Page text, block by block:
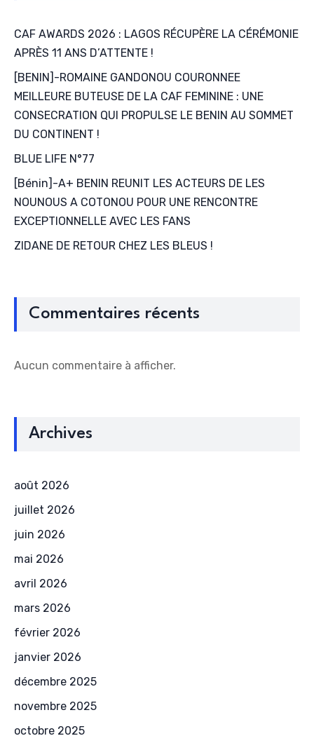
CAF AWARDS 2026 : LAGOS RÉCUPÈRE LA CÉRÉMONIE
APRÈS 11 ANS D’ATTENTE !
[BENIN]-ROMAINE GANDONOU COURONNEE
MEILLEURE BUTEUSE DE LA CAF FEMININE : UNE
CONSECRATION QUI PROPULSE LE BENIN AU SOMMET
DU CONTINENT !
BLUE LIFE N°77
[Bénin]-A+ BENIN REUNIT LES ACTEURS DE LES
NOUNOUS A COTONOU POUR UNE RENCONTRE
EXCEPTIONNELLE AVEC LES FANS
ZIDANE DE RETOUR CHEZ LES BLEUS !
Commentaires récents
Aucun commentaire à afficher.
Archives
août 2026
juillet 2026
juin 2026
mai 2026
avril 2026
mars 2026
février 2026
janvier 2026
décembre 2025
novembre 2025
octobre 2025